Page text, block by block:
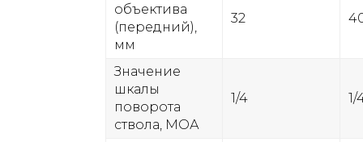
объектива
(передний),
мм
32
Значение
шкалы
поворота
ствола, МОА
1/4 1/